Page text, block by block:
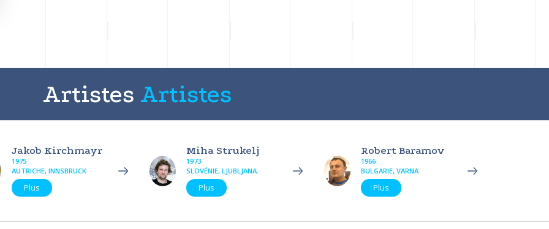
Artistes Artistes
Jakob Kirchmayr
1975
AUTRICHE, INNSBRUCK
Plus
Miha Strukelj
1973
SLOVÉNIE, LJUBLJANA
Plus
Robert Baramov
1966
BULGARIE, VARNA
Plus